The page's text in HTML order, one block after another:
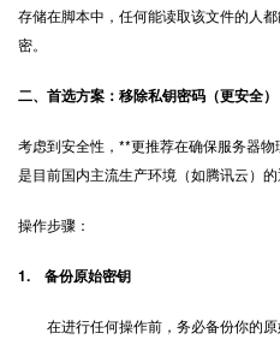
存储在脚本中，任何能读取该文件的人
密。
二、首选方案：移除私钥密码（更安全）
考虑到安全性，**更推荐在确保服务器
是目前国内主流生产环境（如腾讯云）的
操作步骤：
1. 备份原始密钥
在进行任何操作前，务必备份你的原